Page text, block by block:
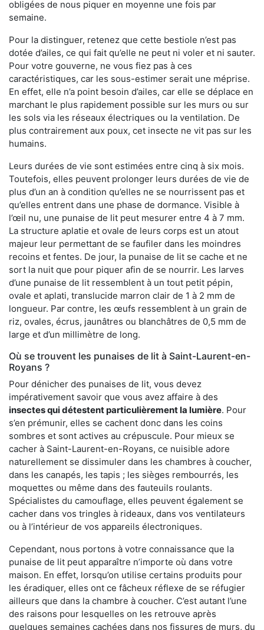
obligées de nous piquer en moyenne une fois par
semaine.
Pour la distinguer, retenez que cette bestiole n’est pas
dotée d’ailes, ce qui fait qu’elle ne peut ni voler et ni sauter.
Pour votre gouverne, ne vous fiez pas à ces
caractéristiques, car les sous-estimer serait une méprise.
En effet, elle n’a point besoin d’ailes, car elle se déplace en
marchant le plus rapidement possible sur les murs ou sur
les sols via les réseaux électriques ou la ventilation. De
plus contrairement aux poux, cet insecte ne vit pas sur les
humains.
Leurs durées de vie sont estimées entre cinq à six mois.
Toutefois, elles peuvent prolonger leurs durées de vie de
plus d’un an à condition qu’elles ne se nourrissent pas et
qu’elles entrent dans une phase de dormance. Visible à
l’œil nu, une punaise de lit peut mesurer entre 4 à 7 mm.
La structure aplatie et ovale de leurs corps est un atout
majeur leur permettant de se faufiler dans les moindres
recoins et fentes. De jour, la punaise de lit se cache et ne
sort la nuit que pour piquer afin de se nourrir. Les larves
d’une punaise de lit ressemblent à un tout petit pépin,
ovale et aplati, translucide marron clair de 1 à 2 mm de
longueur. Par contre, les œufs ressemblent à un grain de
riz, ovales, écrus, jaunâtres ou blanchâtres de 0,5 mm de
large et d’un millimètre de long.
Où se trouvent les punaises de lit à Saint-Laurent-en-
Royans ?
Pour dénicher des punaises de lit, vous devez
impérativement savoir que vous avez affaire à des
insectes qui détestent particulièrement la lumière. Pour
s’en prémunir, elles se cachent donc dans les coins
sombres et sont actives au crépuscule. Pour mieux se
cacher à Saint-Laurent-en-Royans, ce nuisible adore
naturellement se dissimuler dans les chambres à coucher,
dans les canapés, les tapis ; les sièges rembourrés, les
moquettes ou même dans des fauteuils roulants.
Spécialistes du camouflage, elles peuvent également se
cacher dans vos tringles à rideaux, dans vos ventilateurs
ou à l’intérieur de vos appareils électroniques.
Cependant, nous portons à votre connaissance que la
punaise de lit peut apparaître n’importe où dans votre
maison. En effet, lorsqu’on utilise certains produits pour
les éradiquer, elles ont ce fâcheux réflexe de se réfugier
ailleurs que dans la chambre à coucher. C’est autant l’une
des raisons pour lesquelles on les retrouve après
quelques semaines cachées dans nos fissures de murs, du